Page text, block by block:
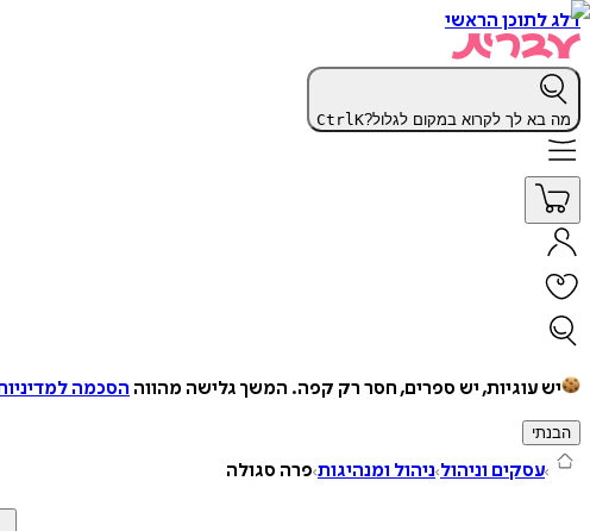
דלג לתוכן הראשי
מה בא לך לקרוא במקום לגלול? CtrlK
יש עוגיות, יש ספרים, חסר רק קפה. המשך גלישה מהווה הסכמה
הבנתי
עסקים וניהול ניהול ומנהיגות פרה סגולה